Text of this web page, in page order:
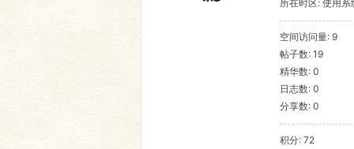
语
所在时区: 使用系
空间访问量: 9
帖子数: 19
精华数: 0
日志数: 0
分享数: 0
积分: 72